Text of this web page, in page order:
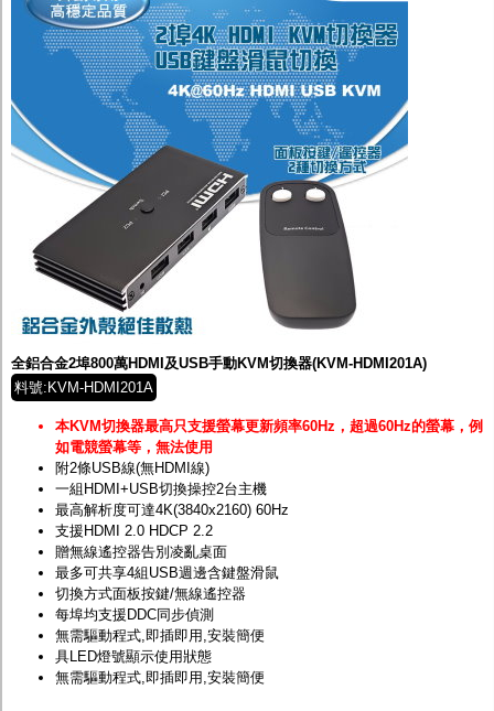
全鋁合金2埠800萬HDMI及USB手動KVM切換器(KVM-HDMI201A)
料號:KVM-HDMI201A
本KVM切換器最高只支援螢幕更新頻率60Hz，超過60Hz的螢幕，例
如電競螢幕等，無法使用
附2條USB線(無HDMI線)
一組HDMI+USB切換操控2台主機
最高解析度可達4K(3840x2160) 60Hz
支援HDMI 2.0 HDCP 2.2
贈無線遙控器告別凌亂桌面
最多可共享4組USB週邊含鍵盤滑鼠
切換方式面板按鍵/無線遙控器
每埠均支援DDC同步偵測
無需驅動程式,即插即用,安裝簡便
具LED燈號顯示使用狀態
無需驅動程式,即插即用,安裝簡便